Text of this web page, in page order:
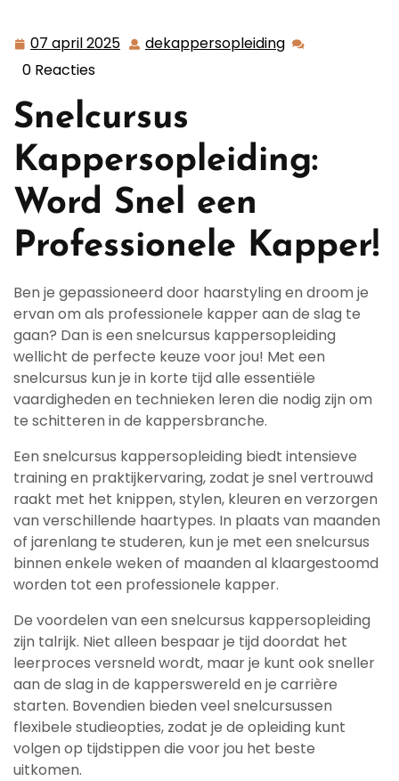
07 april 2025 07 dekappersopleiding
0 Reacties
Snelcursus
Kappersopleiding:
Word Snel een
Professionele Kapper!
Ben je gepassioneerd door haarstyling en droom je
ervan om als professionele kapper aan de slag te
gaan? Dan is een snelcursus kappersopleiding
wellicht de perfecte keuze voor jou! Met een
snelcursus kun je in korte tijd alle essentiële
vaardigheden en technieken leren die nodig zijn om
te schitteren in de kappersbranche.
Een snelcursus kappersopleiding biedt intensieve
training en praktijkervaring, zodat je snel vertrouwd
raakt met het knippen, stylen, kleuren en verzorgen
van verschillende haartypes. In plaats van maanden
of jarenlang te studeren, kun je met een snelcursus
binnen enkele weken of maanden al klaargestoomd
worden tot een professionele kapper.
De voordelen van een snelcursus kappersopleiding
zijn talrijk. Niet alleen bespaar je tijd doordat het
leerproces versneld wordt, maar je kunt ook sneller
aan de slag in de kapperswereld en je carrière
starten. Bovendien bieden veel snelcursussen
flexibele studieopties, zodat je de opleiding kunt
volgen op tijdstippen die voor jou het beste
uitkomen.